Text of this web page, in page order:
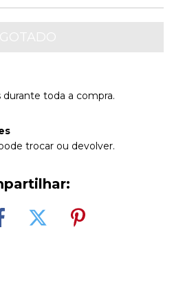
durante toda a compra.
trocar ou devolver.